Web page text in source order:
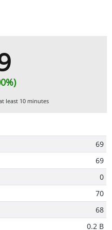
least 10 minutes
69
69
0
70
68
0.2 B